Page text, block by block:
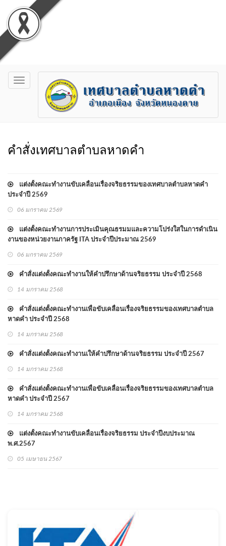
Toggle
navigation
คำสั่งเทศบาลตำบลหาดคำ
แต่งตั้งคณะทำงานขับเคลื่อนเรื่องจริยธรรมของเทศบาลตำบลหาดคำ
ประจำปี 2569
06 มกราคม 2569
แต่งตั้งคณะทำงานการประเมินคุณธรมมและความโปร่งใสในการดำเนิน
งานของหน่วยงานภาครัฐ ITA ประจำปีประมาณ 2569
06 มกราคม 2569
คำสั่งแต่งตั้งคณะทำงานให้คำปรึกษาด้านจริยธรรม ประจำปี 2568
14 มกราคม 2568
คำสั่งแต่งตั้งคณะทำงานเพื่อขับเคลื่อนเรื่องจริยธรรมของเทศบาลตำบล
หาดคำ ประจำปี 2568
14 มกราคม 2568
คำสั่งแต่งตั้งคณะทำงานเให้คำปรึกษาด้านจริยธรรม ประจำปี 2567
14 มกราคม 2568
คำสั่งแต่งตั้งคณะทำงานเพื่อขับเคลื่อนเรื่องจริยธรรมของเทศบาลตำบล
หาดคำ ประจำปี 2567
14 มกราคม 2568
แต่งตั้งคณะทำงานขับเคลื่อนเรื่องจริยธรรม ประจำปีงบประมาณ
พ.ศ.2567
05 เมษายน 2567